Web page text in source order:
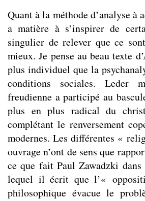
Quant à la méthode d’analyse
a matière à s’inspirer de
singulier de relever que ce
mieux. Je pense au beau texte
plus individuel que la
conditions sociales. Leder
freudienne a participé au
plus en plus radical du
complétant le renversement
modernes. Les différentes «
ouvrage n’ont de sens que
ce que fait Paul Zawadzki
lequel il écrit que l’«
philosophique évacue le